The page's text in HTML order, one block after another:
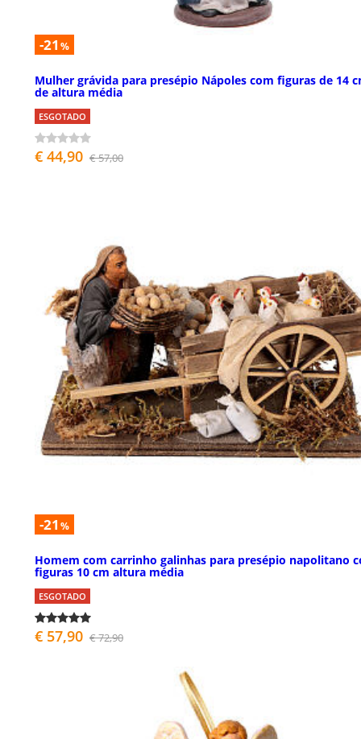
-21 %
Mulher grávida para presépio Nápoles com figuras de 14
de altura média
ESGOTADO
€ 44,90 € 57,00
-21 %
Homem com carrinho galinhas para presépio napolitano
figuras 10 cm altura média
ESGOTADO
€ 57,90 € 72,90